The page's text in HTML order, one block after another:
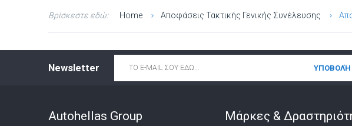
Βρίσκεστε εδώ: Home Αποφάσεις Τακτικής Γενικής Συνέλευσης
Newsletter
Autohellas Group Μάρκες &